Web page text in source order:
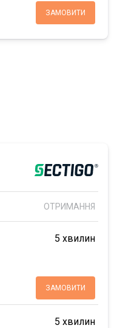
ЗАМОВИТИ
ОТРИМАННЯ
5 хвилин
ЗАМОВИТИ
5 хвилин